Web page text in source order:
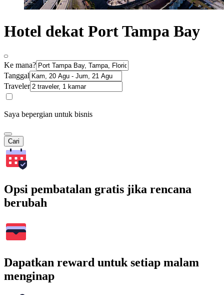
Hotel dekat Port Tampa Bay
Ke mana?
Tanggal
Traveler
Saya bepergian untuk bisnis
Cari
Opsi pembatalan gratis jika rencana
berubah
Dapatkan reward untuk setiap malam
menginap